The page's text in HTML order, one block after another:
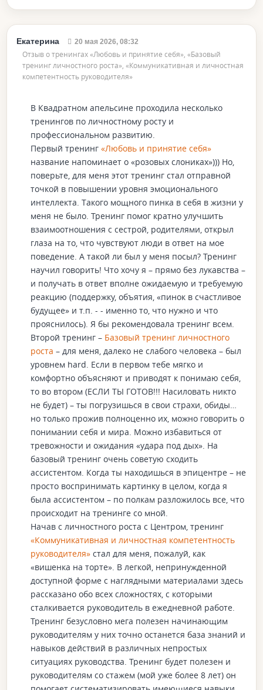
Екатерина 20 мая 2026, 08:32
Отзыв о тренингах «Любовь и принятие себя», «Базовый
тренинг личностного роста», «Коммуникативная и личностная
компетентность руководителя»
В Квадратном апельсине проходила несколько
тренингов по личностному росту и
профессиональном развитию.
Первый тренинг «Любовь и принятие себя»
название напоминает о «розовых слониках»))) Но,
поверьте, для меня этот тренинг стал отправной
точкой в повышении уровня эмоционального
интеллекта. Такого мощного пинка в себя в жизни у
меня не было. Тренинг помог кратно улучшить
взаимоотношения с сестрой, родителями, открыл
глаза на то, что чувствуют люди в ответ на мое
поведение. А такой ли был у меня посыл? Тренинг
научил говорить! Что хочу я – прямо без лукавства –
и получать в ответ вполне ожидаемую и требуемую
реакцию (поддержку, объятия, «пинок в счастливое
будущее» и т.п. - - именно то, что нужно и что
прояснилось). Я бы рекомендовала тренинг всем.
Второй тренинг – Базовый тренинг личностного
роста – для меня, далеко не слабого человека – был
уровнем hard. Если в первом тебе мягко и
комфортно объясняют и приводят к понимаю себя,
то во втором (ЕСЛИ ТЫ ГОТОВ!!! Насиловать никто
не будет) – ты погрузишься в свои страхи, обиды…
но только прожив полноценно их, можно говорить о
понимании себя и мира. Можно избавиться от
тревожности и ожидания «удара под дых». На
базовый тренинг очень советую сходить
ассистентом. Когда ты находишься в эпицентре – не
просто воспринимать картинку в целом, когда я
была ассистентом – по полкам разложилось все, что
происходит на тренинге со мной.
Начав с личностного роста с Центром, тренинг
«Коммуникативная и личностная компетентность
руководителя» стал для меня, пожалуй, как
«вишенка на торте». В легкой, непринужденной
доступной форме с наглядными материалами здесь
рассказано обо всех сложностях, с которыми
сталкивается руководитель в ежедневной работе.
Тренинг безусловно мега полезен начинающим
руководителям у них точно останется база знаний и
навыков действий в различных непростых
ситуациях руководства. Тренинг будет полезен и
руководителям со стажем (мой уже более 8 лет) он